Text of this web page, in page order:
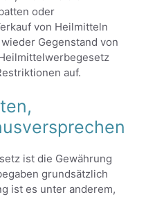
oder
von Heilmitteln
Gegenstand von
auf.
ist die Gewährung
grundsätzlich
ist es unter anderem,